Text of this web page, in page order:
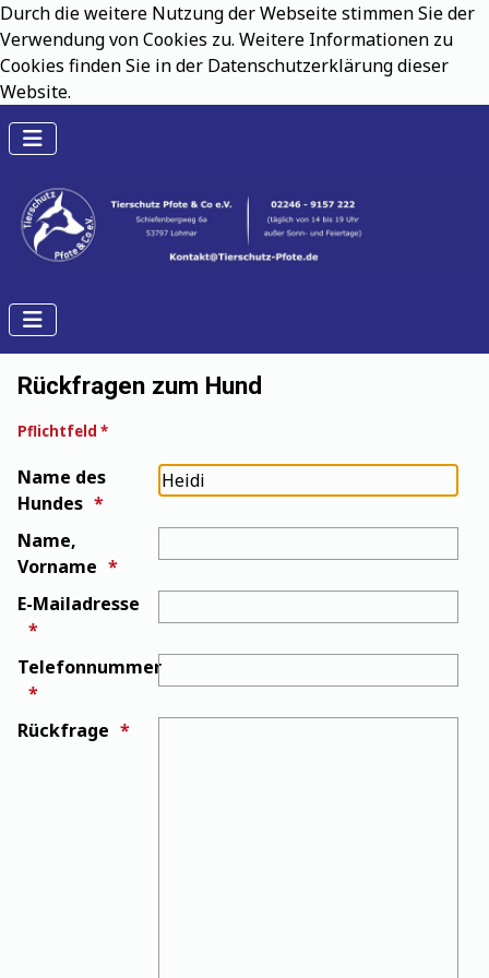
Durch die weitere Nutzung der Webseite stimmen Sie der
Verwendung von Cookies zu. Weitere Informationen zu
Cookies finden Sie in der Datenschutzerklärung dieser
Website.
Rückfragen zum Hund
Pflichtfeld *
Name des
Hundes
Name,
Vorname
E-Mailadresse
Telefonnummer
Rückfrage